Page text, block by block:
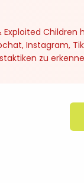
Instagram,
zu